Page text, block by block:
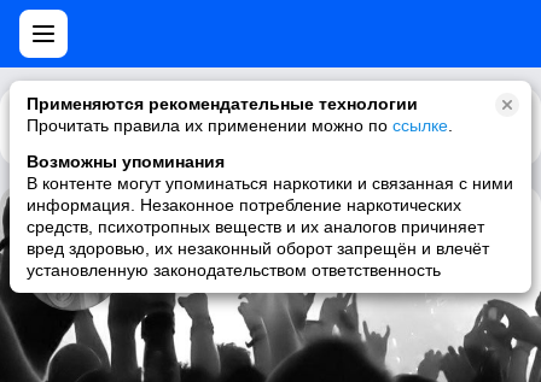
Применяются рекомендательные технологии
Прочитать правила их применении можно по ссылке
Возможны упоминания
В контенте могут упоминаться наркотики и связанная с ними
информация. Незаконное потребление наркотических
средств, психотропных веществ и их аналогов причиняет
вред здоровью, их незаконный оборот запрещён и влечёт
установленную законодательством ответственность
Каталог Рекомендации
Peter Maffay
deutschrock, german, rock, pop